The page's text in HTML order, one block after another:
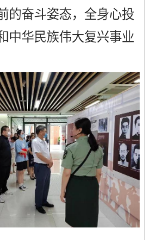
的奋斗姿态，全身心投
中华民族伟大复兴事业